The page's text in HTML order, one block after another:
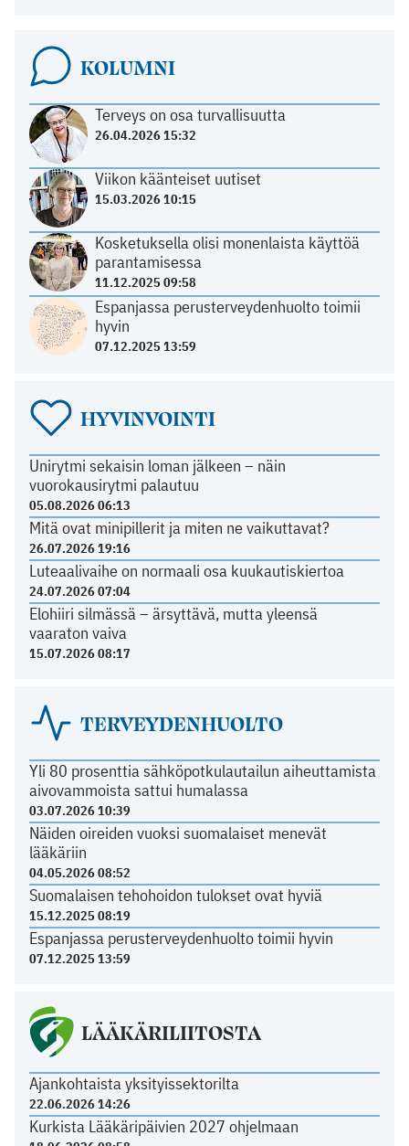
KOLUMNI
Terveys on osa turvallisuutta
26.04.2026 15:32
Viikon käänteiset uutiset
15.03.2026 10:15
Kosketuksella olisi monenlaista käyttöä
parantamisessa
11.12.2025 09:58
Espanjassa perusterveydenhuolto toimii
hyvin
07.12.2025 13:59
HYVINVOINTI
Unirytmi sekaisin loman jälkeen – näin
vuorokausirytmi palautuu
05.08.2026 06:13
Mitä ovat minipillerit ja miten ne vaikuttavat?
26.07.2026 19:16
Luteaalivaihe on normaali osa kuukautiskiertoa
24.07.2026 07:04
Elohiiri silmässä – ärsyttävä, mutta yleensä
vaaraton vaiva
15.07.2026 08:17
TERVEYDENHUOLTO
Yli 80 prosenttia sähköpotkulautailun aiheuttamista
aivovammoista sattui humalassa
03.07.2026 10:39
Näiden oireiden vuoksi suomalaiset menevät
lääkäriin
04.05.2026 08:52
Suomalaisen tehohoidon tulokset ovat hyviä
15.12.2025 08:19
Espanjassa perusterveydenhuolto toimii hyvin
07.12.2025 13:59
LÄÄKÄRILIITOSTA
Ajankohtaista yksityissektorilta
22.06.2026 14:26
Kurkista Lääkäripäivien 2027 ohjelmaan